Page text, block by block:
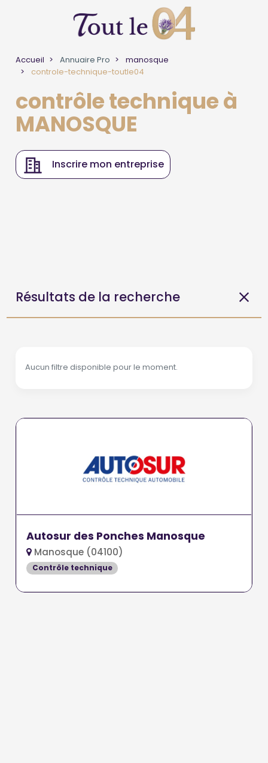
Accueil Annuaire Pro
manosque
controle-technique-toutle04
contrôle technique à
MANOSQUE
Inscrire mon entreprise
Résultats de la recherche
Aucun filtre disponible pour le moment.
Autosur des Ponches Manosque
Manosque (04100)
Contrôle technique